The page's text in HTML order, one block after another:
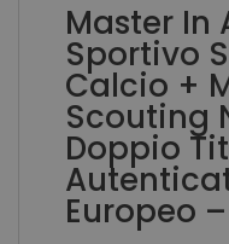
Scouting
Doppio
Master In
Sportivo
Calcio +
Scouting
Doppio
Europeo –